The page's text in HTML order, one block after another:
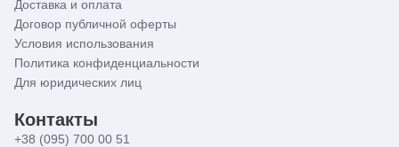
Дозатор для жидкого мыла встраиваемый: для него
необходимо сделать отверстие в столешнице. Объем
дозатора - 300 мл.
Цвет всех элементов - бронзовый. Общий вес коробки -
8,7 кг.
Доставка и оплата
Договор публичной оферты
Условия использования
Политика конфиденциальности
Для юридических лиц
Контакты
+38 (095) 700 00 51